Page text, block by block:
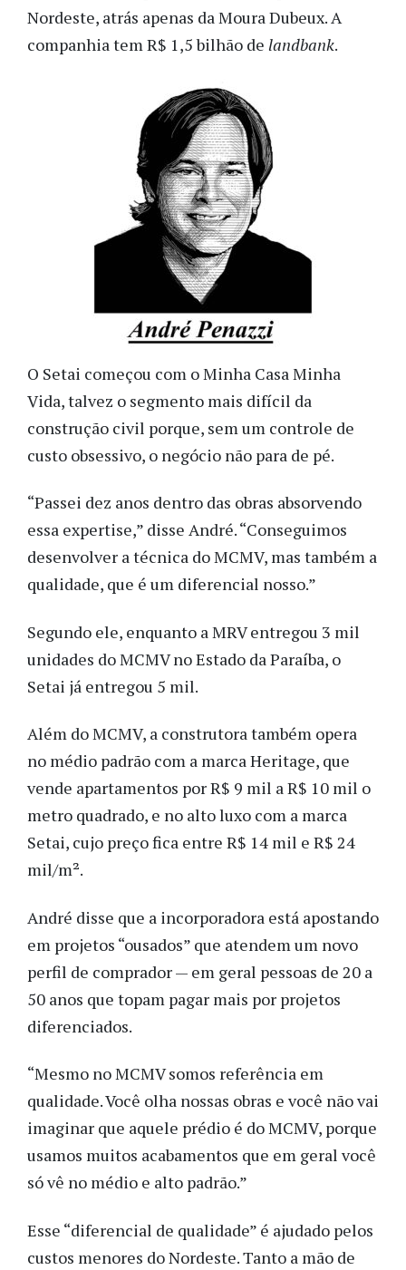
Nordeste, atrás apenas da Moura Dubeux. A
companhia tem R$ 1,5 bilhão de landbank.
O Setai começou com o Minha Casa Minha
Vida, talvez o segmento mais difícil da
construção civil porque, sem um controle de
custo obsessivo, o negócio não para de pé.
“Passei dez anos dentro das obras absorvendo
essa expertise,” disse André. “Conseguimos
desenvolver a técnica do MCMV, mas também a
qualidade, que é um diferencial nosso.”
Segundo ele, enquanto a MRV entregou 3 mil
unidades do MCMV no Estado da Paraíba, o
Setai já entregou 5 mil.
Além do MCMV, a construtora também opera
no médio padrão com a marca Heritage, que
vende apartamentos por R$ 9 mil a R$ 10 mil o
metro quadrado, e no alto luxo com a marca
Setai, cujo preço fica entre R$ 14 mil e R$ 24
mil/m².
André disse que a incorporadora está apostando
em projetos “ousados” que atendem um novo
perfil de comprador — em geral pessoas de 20 a
50 anos que topam pagar mais por projetos
diferenciados.
“Mesmo no MCMV somos referência em
qualidade. Você olha nossas obras e você não vai
imaginar que aquele prédio é do MCMV, porque
usamos muitos acabamentos que em geral você
só vê no médio e alto padrão.”
Esse “diferencial de qualidade” é ajudado pelos
custos menores do Nordeste. Tanto a mão de